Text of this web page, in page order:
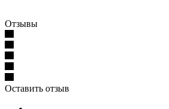
Отзывы
Оставить отзыв